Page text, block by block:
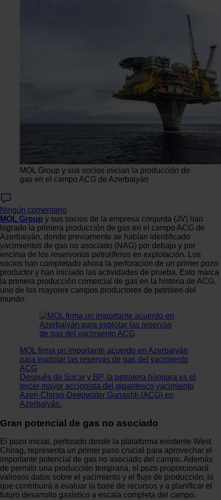
MOL Group y sus socios inician la producción de
gas en el campo ACG de Azerbaiyán
Ningún comentario
MOL Group y sus socios de la empresa conjunta (JV) han
logrado la primera producción de gas en el campo ACG de
Azerbaiyán, donde previamente se habían identificado
yacimientos de gas no asociado (NAG) por debajo y por
encima de los reservorios petrolíferos en explotación. Los
socios han completado ahora la perforación de un primer pozo
productor y han iniciado las actividades de prueba. Esto marca
la primera producción comercial de gas en la historia de ACG,
uno de los mayores campos productores de petróleo del
mundo.
MOL firma un importante acuerdo en Azerbaiyán
para explotar las reservas de gas del yacimiento
ACG
Después de Socar y BP, la petrolera húngara es el
tercer mayor accionista del gigantesco yacimiento
Azeri-Chirag-Deepwater Gunashli (ACG) en
Azerbaiyán.
Gran potencial de gas no asociado
El pozo inicial, perforado desde la plataforma existente West
Chirag, representa un primer paso crucial para aprovechar el
importante potencial de gas no asociado del campo. Además
de permitir una producción temprana, el pozo proporcionará
valiosos datos sobre el yacimiento y el flujo de producción, lo
que contribuirá a evaluar la base de recursos y a planificar el
futuro desarrollo gasístico a escala completa del campo.